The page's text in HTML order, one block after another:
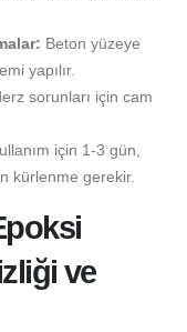
Beton yüzeye
yapılır.
sorunları için cam
için 1-3 gün,
kürlenme gerekir.
ve